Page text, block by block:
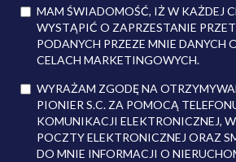
MAM ŚWIADOMOŚĆ, IŻ W KAŻDEJ
WYSTĄPIĆ O ZAPRZESTANIE
PODANYCH PRZEZE MNIE DANYCH
CELACH MARKETINGOWYCH.
WYRAŻAM ZGODĘ NA
PIONIER S.C. ZA POMOCĄ
KOMUNIKACJI ELEKTRONICZNEJ,
POCZTY ELEKTRONICZNEJ ORAZ
DO MNIE INFORMACJI O